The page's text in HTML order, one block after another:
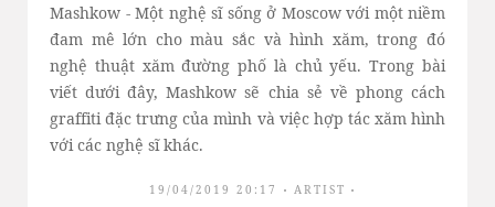
Mashkow - Một nghệ sĩ sống ở Moscow với một niềm
đam mê lớn cho màu sắc và hình xăm, trong đó
nghệ thuật xăm đường phố là chủ yếu. Trong bài
viết dưới đây, Mashkow sẽ chia sẻ về phong cách
graffiti đặc trưng của mình và việc hợp tác xăm hình
với các nghệ sĩ khác.
19/04/2019 20:17 ARTIST